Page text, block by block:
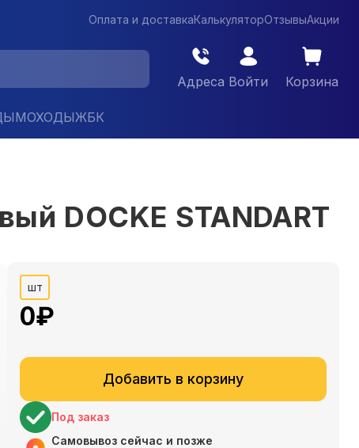
Оплата и доставкаКалькуляторОтзывыАкции
Адреса Войти Корзина
ЖБК
DOCKE STANDART
шт
0₽
Добавить в корзину
Под заказ
Самовывоз сейчас и позже